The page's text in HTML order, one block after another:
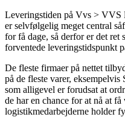
Leveringstiden på Vvs > VVS
er selvfølgelig meget central
for få dage, så derfor er det
forventede leveringstidspunkt
De fleste firmaer på nettet
på de fleste varer,
som alligevel er forudsat at
de har en chance for at nå at
logistikmedarbejderne holder